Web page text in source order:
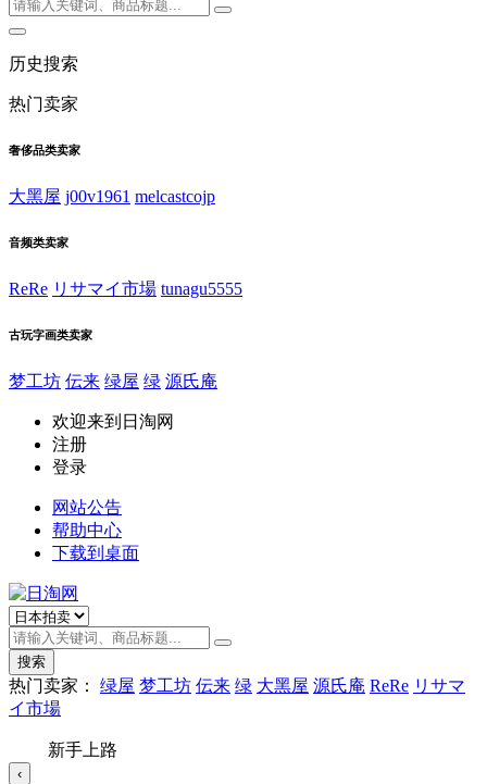
历史搜索
热门卖家
奢侈品类卖家
大黑屋 j00v1961 melcastcojp
音频类卖家
ReRe リサマイ市場 tunagu5555
古玩字画类卖家
梦工坊 伝来 绿屋 绿 源氏庵
欢迎来到日淘网
注册
登录
网站公告
帮助中心
下载到桌面
搜索
热门卖家： 绿屋 梦工坊 伝来 绿 大黑屋 源氏庵 ReRe リサマ
イ市場
新手上路
‹